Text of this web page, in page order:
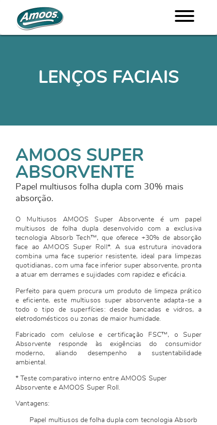
LENÇOS FACIAIS
AMOOS SUPER
ABSORVENTE
Papel multiusos folha dupla com 30% mais
absorção.
O Multiusos AMOOS Super Absorvente é um papel
multiusos de folha dupla desenvolvido com a exclusiva
tecnologia Absorb Tech™, que oferece +30% de absorção
face ao AMOOS Super Roll*. A sua estrutura inovadora
combina uma face superior resistente, ideal para limpezas
quotidianas, com uma face inferior super absorvente, pronta
a atuar em derrames e sujidades com rapidez e eficácia.
Perfeito para quem procura um produto de limpeza prático
e eficiente, este multiusos super absorvente adapta-se a
todo o tipo de superfícies: desde bancadas e vidros, a
eletrodomésticos ou zonas de maior humidade.
Fabricado com celulose e certificação FSC™, o Super
Absorvente responde às exigências do consumidor
moderno, aliando desempenho a sustentabilidade
ambiental.
* Teste comparativo interno entre AMOOS Super
Absorvente e AMOOS Super Roll.
Vantagens:
Papel multiusos de folha dupla com tecnologia Absorb